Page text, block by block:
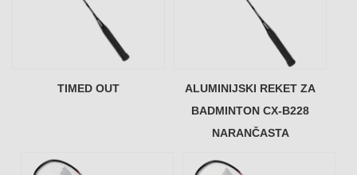
TIMED OUT
ALUMINIJSKI REKET ZA
BADMINTON CX-B228
NARANČASTA